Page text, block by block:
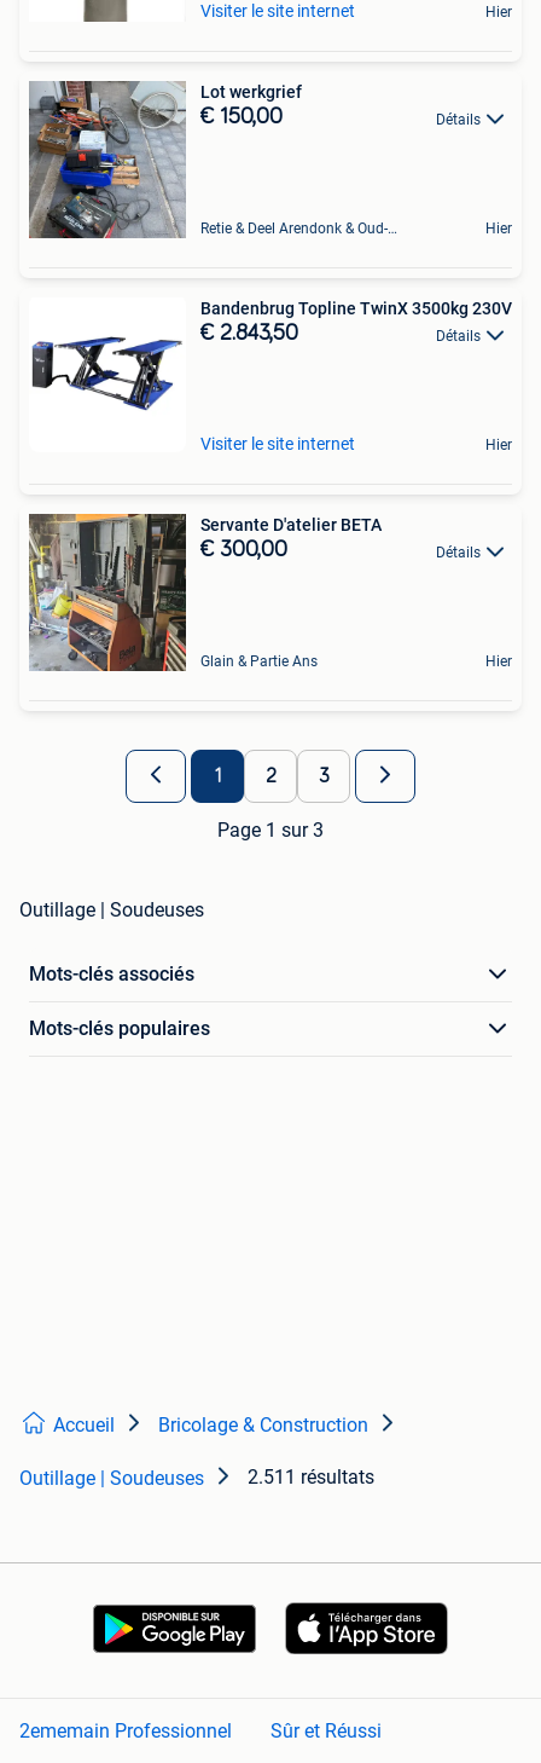
Visiter le site internet Hier
Lot werkgrief
€ 150,00 Détails
Retie & Deel Arendonk & Oud-Turnhout Hier
Bandenbrug Topline TwinX 3500kg 230V
€ 2.843,50 Détails
Visiter le site internet Hier
Servante D'atelier BETA
€ 300,00 Détails
Glain & Partie Ans Hier
1 2 3
Page 1 sur 3
Outillage | Soudeuses
Mots-clés associés
Mots-clés populaires
Accueil Bricolage & Construction
Outillage | Soudeuses 2.511 résultats
2ememain Professionnel Sûr et Réussi